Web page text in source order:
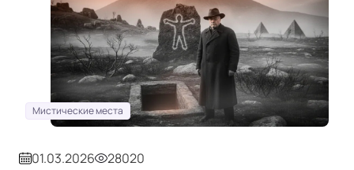
Мистические места
01.03.2026 28020